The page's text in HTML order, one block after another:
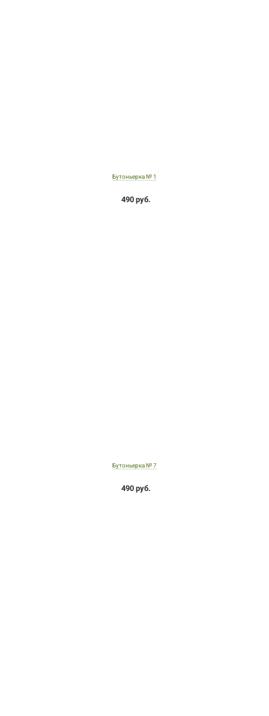
Бутоньерка № 1
490 руб.
Бутоньерка № 7
490 руб.